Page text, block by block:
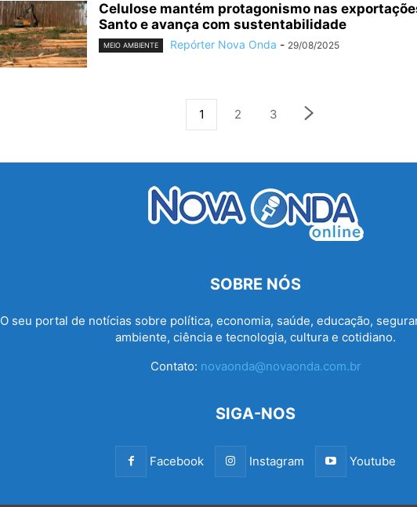
Celulose mantém protagonismo nas
Santo e avança com sustentabilidade
MEIO AMBIENTE Repórter Nova Onda - 29/08/2025
1 2 3
SOBRE NÓS
O seu portal de notícias sobre política, economia, saúde, educação,
ambiente, ciência e tecnologia, cultura e cotidiano.
Contato: novaonda@novaonda.com.br
SIGA-NOS
Facebook Instagram Youtube